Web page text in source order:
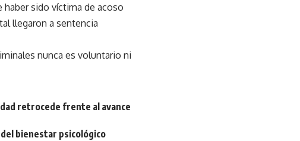
haber sido víctima de acoso
llegaron a sentencia
nunca es voluntario ni
retrocede frente al avance
bienestar psicológico